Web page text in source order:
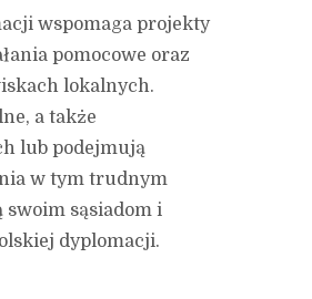
wspomaga projekty
pomocowe oraz
lokalnych.
a także
lub podejmują
w tym trudnym
swoim sąsiadom i
dyplomacji.